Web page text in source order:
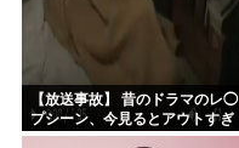
【放送事故】 昔のドラマのレ◯
プシーン、今見るとアウトすぎ
る・・・